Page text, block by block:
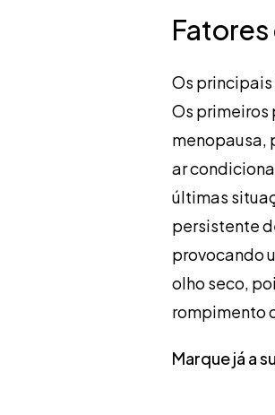
Fatores
Os principais
Os primeiros
menopausa,
ar
últimas
persistente
provocando
olho seco,
rompimento
Marque já a